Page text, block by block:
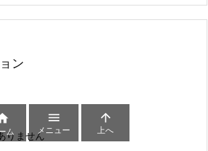
ン
りません
ム

メニュー

上へ